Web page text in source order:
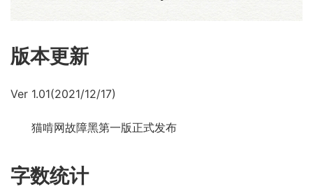
版本更新
Ver 1.01(2021/12/17)
猫啃网故障黑第一版正式发布
字数统计